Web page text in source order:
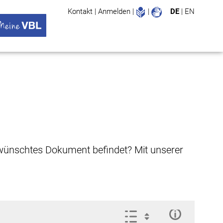
Kontakt | Anmelden | Leichte Sprache
| DE | EN
Dokument befindet? Mit unserer